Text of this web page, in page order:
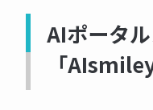
AIポータ
「